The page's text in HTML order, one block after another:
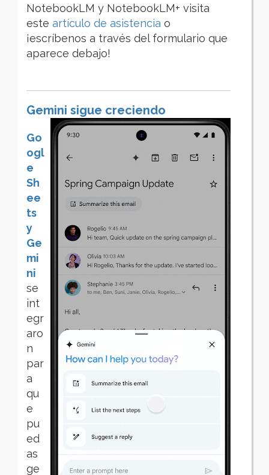
NotebookLM y NotebookLM+ visita
este artículo de asistencia o
¡escríbenos a través del formulario que
aparece debajo!
Gemini sigue creciendo
Go
ogl
e
Sh
ee
ts
y
Ge
mi
ni
se
int
egr
aro
n
par
a
qu
e
pu
ed
as
ge